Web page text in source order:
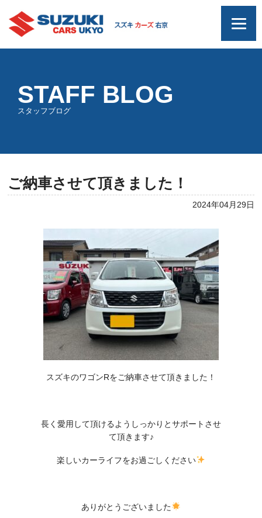
STAFF BLOG
スタッフブログ
ご納車させて頂きました！
2024年04月29日
スズキのワゴンRをご納車させて頂きました！
長く愛用して頂けるようしっかりとサポートさせ
て頂きます♪
楽しいカーライフをお過ごしください
ありがとうございました